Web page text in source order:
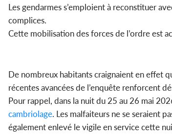
Les gendarmes s’emploient à reconstituer
complices.
Cette mobilisation des forces de l’ordre est
De nombreux habitants craignaient en effet
récentes avancées de l’enquête renforcent
Pour rappel, dans la nuit du 25 au 26 mai
cambriolage. Les malfaiteurs ne se seraient
également enlevé le vigile en service cette